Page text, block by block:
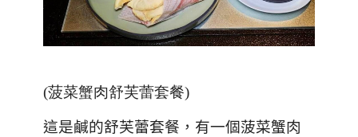
(菠菜蟹肉舒芙蕾套餐)
這是鹹的舒芙蕾套餐，有一個菠菜蟹肉